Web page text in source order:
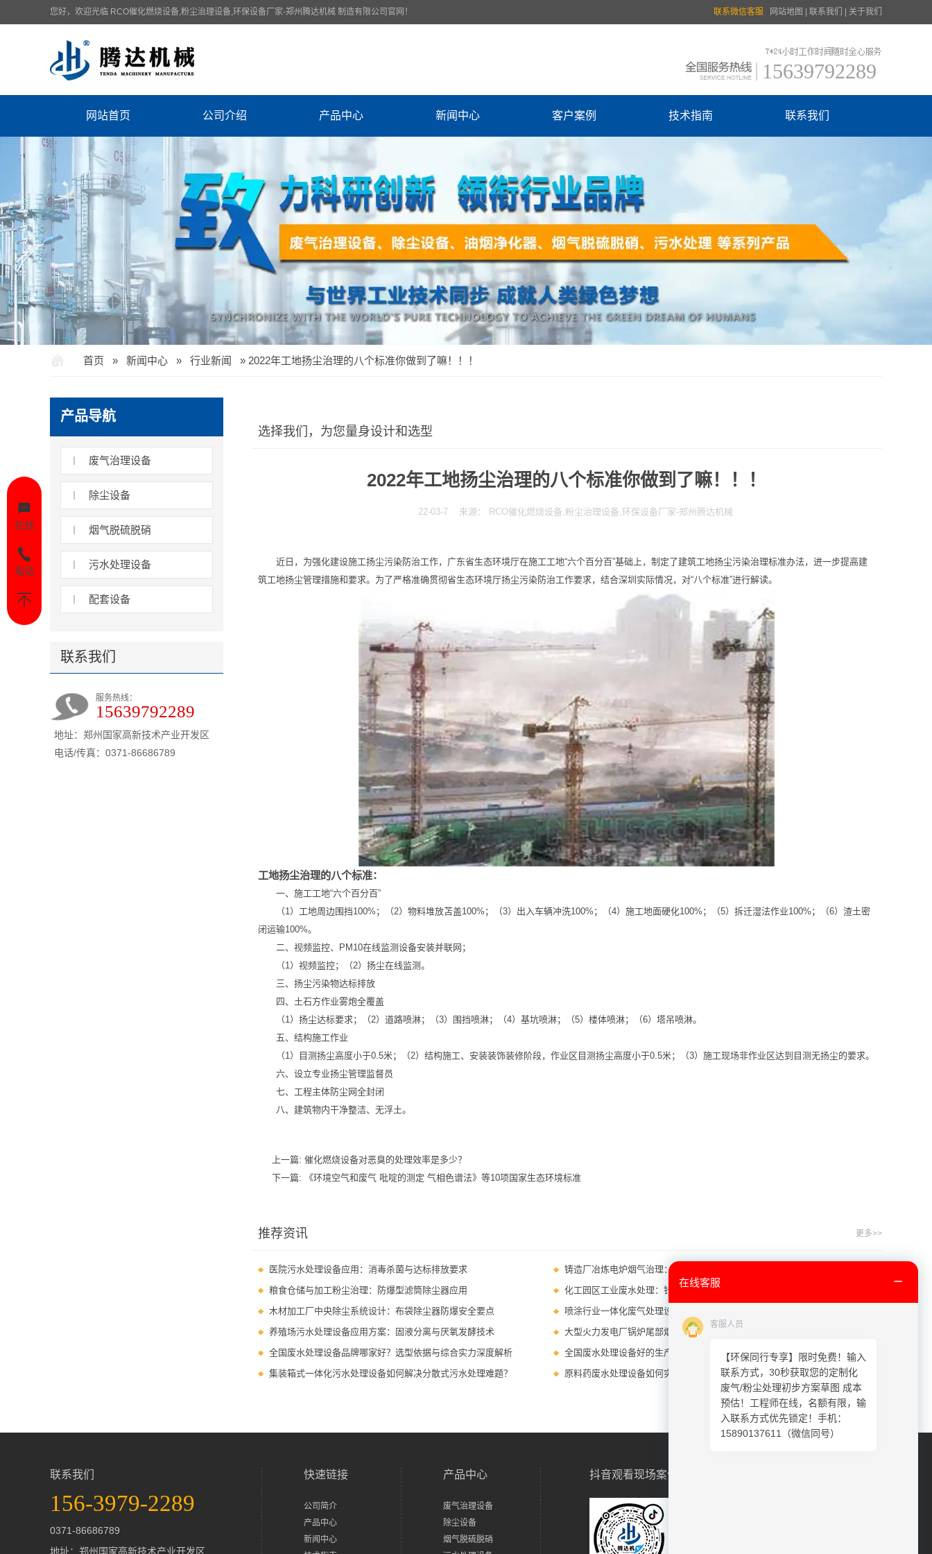
您好，欢迎光临 RCO催化燃烧设备,粉尘治理设备,环保设备厂家-郑州腾达机械 制造有限公司官网！ 网站地图 联系我们 关于我们
联系微信客服
15639792289
网站首页 公司介绍 产品中心 新闻中心 客户案例 技术指南 联系我们
首页 » 新闻中心 » 行业新闻 » 2022年工地扬尘治理的八个标准你做到了嘛！！！
产品导航
废气治理设备
除尘设备
烟气脱硫脱硝
污水处理设备
配套设备
联系我们
服务热线：
15639792289
地址：郑州国家高新技术产业开发区
电话/传真：0371-86686789
选择我们，为您量身设计和选型
2022年工地扬尘治理的八个标准你做到了嘛！！！
22-03-7 来源： RCO催化燃烧设备,粉尘治理设备,环保设备厂家-郑州腾达机械
近日，为强化建设施工扬尘污染防治工作，广东省生态环境厅在施工工地“六个百分百”基础上，制定了建筑工地扬尘污染治理标准办法，进一步提高建
筑工地扬尘管理措施和要求。为了严格准确贯彻省生态环境厅扬尘污染防治工作要求，结合深圳实际情况，对“八个标准”进行解读。
工地扬尘治理的八个标准：
一、施工工地“六个百分百”
（1）工地周边围挡100%；（2）物料堆放苫盖100%；（3）出入车辆冲洗100%；（4）施工地面硬化100%；（5）拆迁湿法作业100%；（6）渣土密
闭运输100%。
二、视频监控、PM10在线监测设备安装并联网；
（1）视频监控；（2）扬尘在线监测。
三、扬尘污染物达标排放
四、土石方作业雾炮全覆盖
（1）扬尘达标要求；（2）道路喷淋；（3）围挡喷淋；（4）基坑喷淋；（5）楼体喷淋；（6）塔吊喷淋。
五、结构施工作业
（1）目测扬尘高度小于0.5米；（2）结构施工、安装装饰装修阶段，作业区目测扬尘高度小于0.5米；（3）施工现场非作业区达到目测无扬尘的要求。
六、设立专业扬尘管理监督员
七、工程主体防尘网全封闭
八、建筑物内干净整洁、无浮土。
上一篇: 催化燃烧设备对恶臭的处理效率是多少？
下一篇:
《环境空气和废气 吡啶的测定 气相色谱法》等10项国家生态环境标准
推荐资讯 更多>>
医院污水处理设备应用：消毒杀菌与达标排放要求
铸造厂冶炼电炉烟气治理：布袋除尘器耐高温方案
粮食仓储与加工粉尘治理：防爆型滤筒除尘器应用
化工园区工业废水处理：针对高盐高COD的预处理+生化方案
木材加工厂中央除尘系统设计：布袋除尘器防爆安全要点
喷涂行业一体化废气处理设备：滤筒除尘+催化燃烧组合工艺
养殖场污水处理设备应用方案：固液分离与厌氧发酵技术
大型火力发电厂锅炉尾部烟气除尘：布袋除尘器关键技术解析
全国废水处理设备品牌哪家好？选型依据与综合实力深度解析
全国废水处理设备好的生产厂家品牌有哪些？（前十名）
集装箱式一体化污水处理设备如何解决分散式污水处理难题？
原料药废水处理设备如何实现高浓度有机废水达标排放？
联系我们
156-3979-2289
0371-86686789
地址：郑州国家高新技术产业开发区
快速链接
公司简介
产品中心
新闻中心
产品中心
废气治理设备
除尘设备
烟气脱硫脱硝
抖音观看现场案例
在线
电话
在线客服
客服人员
【环保同行专享】限时免费！输入
联系方式，30秒获取您的定制化
废气/粉尘处理初步方案草图 成本
预估！工程师在线，名额有限，输
入联系方式优先锁定！手机：
15890137611（微信同号）